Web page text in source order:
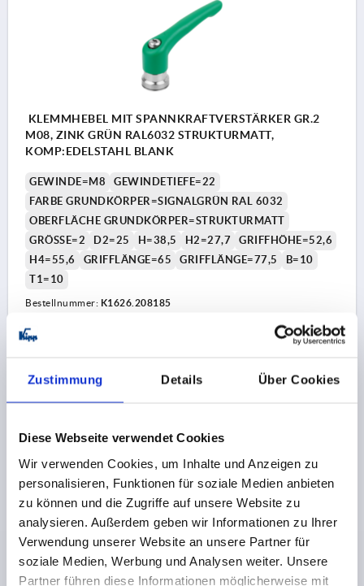
Zustimmung Details Über Cookies
Diese Webseite verwendet Cookies
Wir verwenden Cookies, um Inhalte und Anzeigen zu
personalisieren, Funktionen für soziale Medien anbieten
zu können und die Zugriffe auf unsere Website zu
analysieren. Außerdem geben wir Informationen zu Ihrer
Verwendung unserer Website an unsere Partner für
soziale Medien, Werbung und Analysen weiter. Unsere
Partner führen diese Informationen möglicherweise mit
KLEMMHEBEL MIT SPANNKRAFTVERSTÄRKER GR.2
M08, ZINK GRÜN RAL6032 STRUKTURMATT,
KOMP:EDELSTAHL BLANK
GEWINDE=M8
GEWINDETIEFE=22
FARBE GRUNDKÖRPER=SIGNALGRÜN RAL 6032
OBERFLÄCHE GRUNDKÖRPER=STRUKTURMATT
GRÖSSE=2
D2=25 H=38,5 H2=27,7
GRIFFHÖHE=52,6
H4=55,6
GRIFFLÄNGE=65 GRIFFLÄNGE=77,5
B=10
T1=10
Bestellnummer: K1626.208185
30,82 CHF
KLEMMHEBEL MIT SPANNKRAFTVERSTÄRKER GR.2
M08, ZINK BLAU RAL5017 STRUKTURMATT,